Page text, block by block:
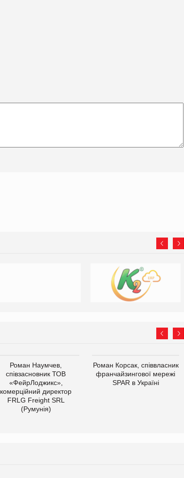
Роман Наумчев,
співзасновник ТОВ
«ФейрЛоджикс»,
комерційний директор
FRLG Freight SRL
(Румунія)
Роман Корсак, співвласник
франчайзингової мережі
SPAR в Україні